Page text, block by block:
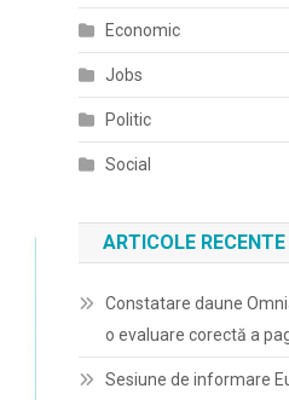
Economic
Jobs
Politic
Social
ARTICOLE RECENTE
Constatare daune
o evaluare corectă a
Sesiune de informare